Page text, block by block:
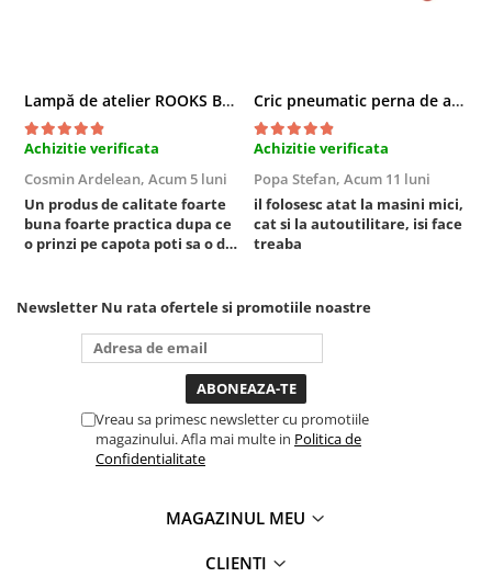
Capre Auto
Cricuri Hidraulice
Surubelnite Si Biti
Truse de biti
Truse de surubelnite
Vulcanizare
Masini de echilibrat roti
Piese de schimb
Scule Vulcanizare
Truse de scule si accesorii
Truse de scule
Truse si accesorii 1/2
Truse si Accesorii 3/4
Lampă de atelier ROOKS B2 HYBRID pentru capotă, 2000 lumeni, 5000 mAh
Achizitie verificata
Cosmin Ardelean, Acum 5 luni
Un produs de calitate foarte
buna foarte practica dupa ce
o prinzi pe capota poti sa o dai
puternica si de la baterie care
tine destul de mult dar daca o
bagi la priza nu mai ai treaba
toata ziua ,ce...
Cric pneumatic perna de aer cu inaltator 6T
Achizitie verificata
Popa Stefan, Acum 11 luni
il folosesc atat la masini mici,
cat si la autoutilitare, isi face
treaba
Newsletter Nu rata ofertele si promotiile noastre
Vreau sa primesc newsletter cu promotiile
magazinului. Afla mai multe in Politica de
Confidentialitate
MAGAZINUL MEU
CLIENTI